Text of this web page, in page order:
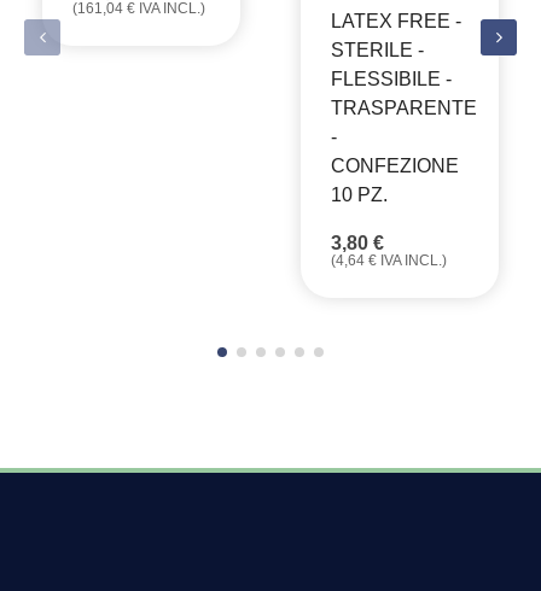
(161,04 € IVA INCL.)
LATEX FREE -
STERILE -
FLESSIBILE -
TRASPARENTE
-
CONFEZIONE
10 PZ.
3,80 €
(4,64 € IVA INCL.)